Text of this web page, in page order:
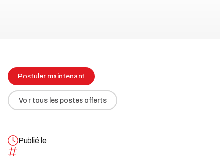
Postuler maintenant
Voir tous les postes offerts
Publié le